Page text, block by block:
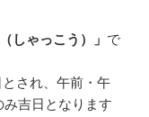
しゃっこう）」 で
され、午前・午
吉日となります